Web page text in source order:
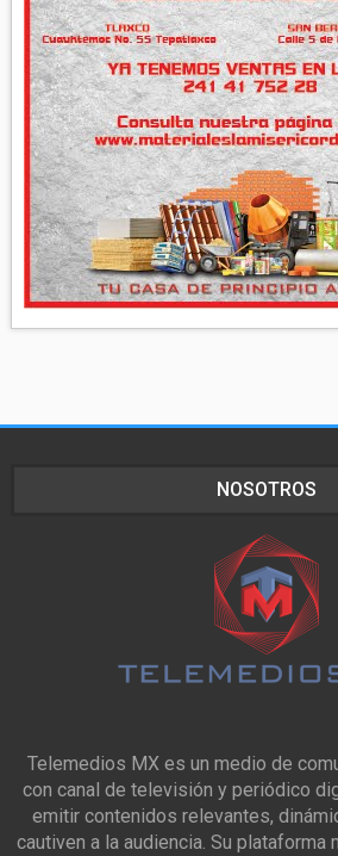
NOSOTROS
Telemedios MX es un medio de
con canal de televisión y periódico
emitir contenidos relevantes,
cautiven a la audiencia. Su plataforma